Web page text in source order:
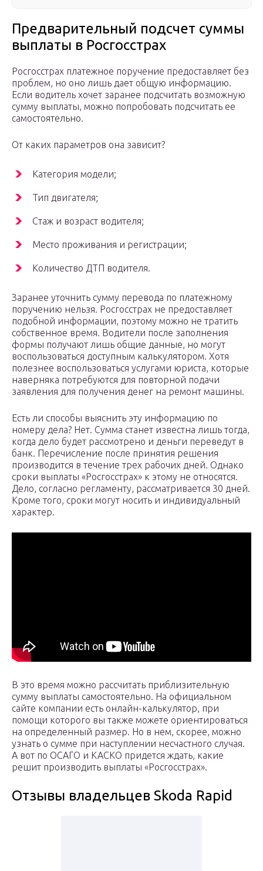
Предварительный подсчет суммы
выплаты в Росгосстрах
Росгосстрах платежное поручение предоставляет без
проблем, но оно лишь дает общую информацию.
Если водитель хочет заранее подсчитать возможную
сумму выплаты, можно попробовать подсчитать ее
самостоятельно.
От каких параметров она зависит?
Категория модели;
Тип двигателя;
Стаж и возраст водителя;
Место проживания и регистрации;
Количество ДТП водителя.
Заранее уточнить сумму перевода по платежному
поручению нельзя. Росгосстрах не предоставляет
подобной информации, поэтому можно не тратить
собственное время. Водители после заполнения
формы получают лишь общие данные, но могут
воспользоваться доступным калькулятором. Хотя
полезнее воспользоваться услугами юриста, которые
наверняка потребуются для повторной подачи
заявления для получения денег на ремонт машины.
Есть ли способы выяснить эту информацию по
номеру дела? Нет. Сумма станет известна лишь тогда,
когда дело будет рассмотрено и деньги переведут в
банк. Перечисление после принятия решения
производится в течение трех рабочих дней. Однако
сроки выплаты «Росгосстрах» к этому не относятся.
Дело, согласно регламенту, рассматривается 30 дней.
Кроме того, сроки могут носить и индивидуальный
характер.
В это время можно рассчитать приблизительную
сумму выплаты самостоятельно. На официальном
сайте компании есть онлайн-калькулятор, при
помощи которого вы также можете ориентироваться
на определенный размер. Но в нем, скорее, можно
узнать о сумме при наступлении несчастного случая.
А вот по ОСАГО и КАСКО придется ждать, какие
решит производить выплаты «Росгосстрах».
Отзывы владельцев Skoda Rapid